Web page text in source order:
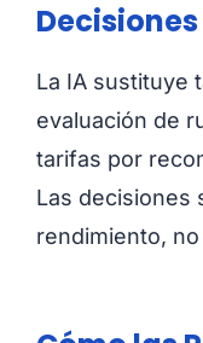
Decisiones
La IA sustituye
evaluación de
tarifas por
Las decisiones
rendimiento,